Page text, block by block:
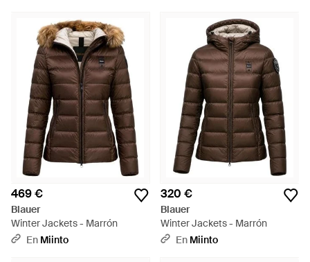
469 €
Blauer
Winter Jackets - Marrón
En Miinto
320 €
Blauer
Winter Jackets - Marrón
En Miinto